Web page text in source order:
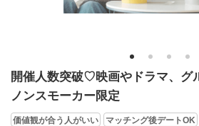
1 2 3 4
開催人数突破♡映画やドラマ、グ
ノンスモーカー限定
価値観が合う人がいい マッチング後デートOK